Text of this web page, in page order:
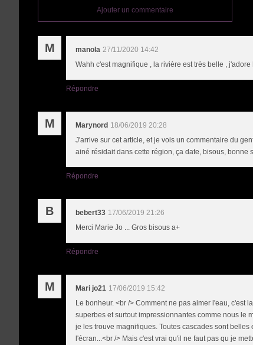
Ajouter un commentaire
M manola 27/11/2020 14:42
Wahh c'est magnifique , la rivière est très belle ,
Répondre
M Marynord 18/06/2019 20:28
J'arrive sur cet article, et je vois un commentaire du
ainé résidait dans cette région, ça date, bisous, bonne
Répondre
B bebert33 17/06/2019 21:26
Merci Marie Jo ... Gros bisous a+
Répondre
M Mari jo21 17/06/2019 15:42
Le bonheur. <br /> Comment ne pas aimer l'eau, c'est
superbes et surtout impressionnantes comme nous le
je les trouve magnifiques. Toutes cascades sont
l'écran...<br /> Mais c'est vrai qu'il ne faut pas qu je